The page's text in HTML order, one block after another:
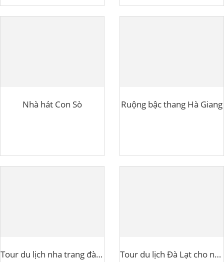
Nhà hát Con Sò Ruộng bậc thang Hà Giang
Tour du lịch nha trang đà lạt bằng máy bay Tour du lịch Đà Lạt cho người lớn tuổi